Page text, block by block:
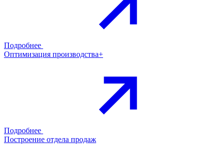
Подробнее
Оптимизация производства+
Подробнее
Построение отдела продаж